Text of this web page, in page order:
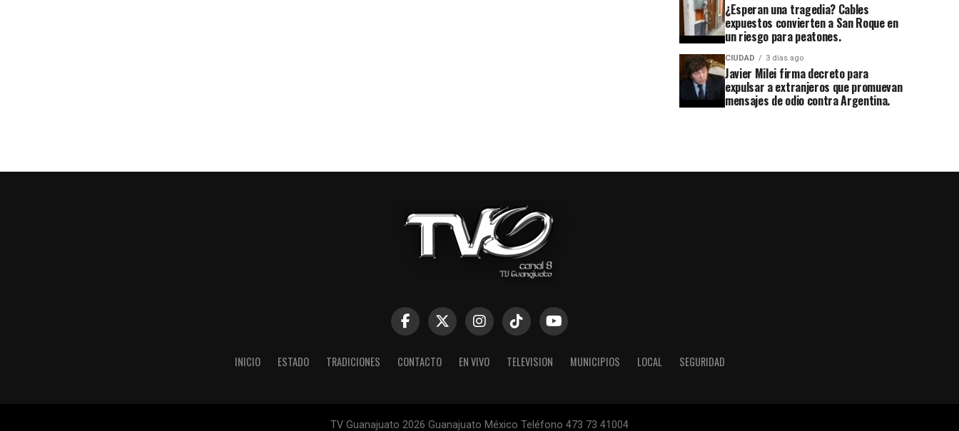
¿Esperan una tragedia? Cables
expuestos convierten a San Roque en
un riesgo para peatones.
CIUDAD 3 días ago
Javier Milei firma decreto para
expulsar a extranjeros que promuevan
mensajes de odio contra Argentina.
INICIO ESTADO TRADICIONES CONTACTO EN VIVO TELEVISION MUNICIPIOS LOCAL SEGURIDAD
TV Guanajuato 2026 Guanajuato México Teléfono 473 73 41004